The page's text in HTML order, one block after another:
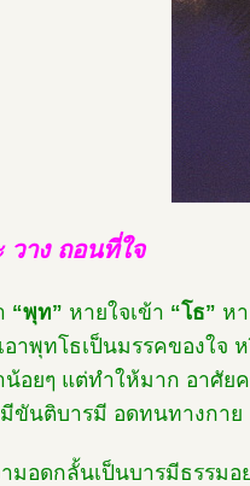
วาง ถอนที่ใจ
“พุท” หายใจเข้า “โธ” ห
อาพุทโธเป็นมรรคของใจ
น้อยๆ แต่ทำให้มาก อาศัย
ขันติบารมี อดทนทางกาย
มอดกลั้นเป็นบารมีธรรมอ